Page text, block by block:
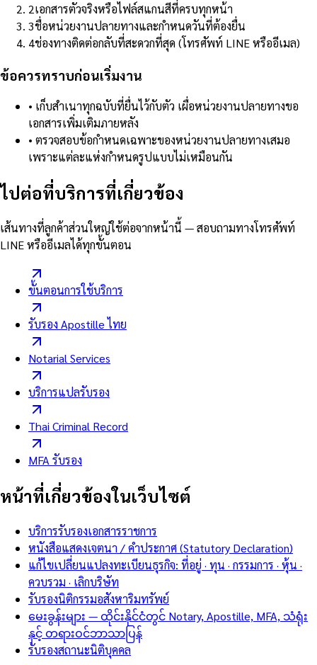
2เอกสารตัวจริงหรือไฟล์สแกนสีที่ครบทุกหน้า
3ชื่อหน่วยงานปลายทางและกำหนดวันที่ต้องยื่น
4ช่องทางติดต่อกลับที่สะดวกที่สุด (โทรศัพท์ LINE หรืออีเมล)
ข้อควรทราบก่อนเริ่มงาน
• เก็บสำเนาทุกฉบับที่ยื่นไว้กับตัว เผื่อหน่วยงานปลายทางขอ
เอกสารเพิ่มเติมภายหลัง
• ตรวจสอบข้อกำหนดเฉพาะของหน่วยงานปลายทางเสมอ
เพราะแต่ละแห่งกำหนดรูปแบบไม่เหมือนกัน
ไปต่อที่บริการที่เกี่ยวข้อง
เส้นทางที่ลูกค้าส่วนใหญ่ใช้ต่อจากหน้านี้ — สอบถามทางโทรศัพท์
LINE หรืออีเมลได้ทุกขั้นตอน
ขั้นตอนการใช้บริการ
รับรอง Apostille ไทย
Notarial Services
บริการแปลรับรอง
Thai Criminal Record
MFA รับรอง
หน้าที่เกี่ยวข้องในเว็บไซต์
บริการรับรองเอกสารราชการ
หนังสือแสดงเจตนา / คำประกาศ (Statutory Declaration)
แก้ไขเปลี่ยนแปลงทะเบียนธุรกิจ: ที่อยู่ · ทุน · กรรมการ · หุ้น ·
ควบรวม · เลิกบริษัท
รับรองนิติกรรมอสังหาริมทรัพย์
မေးခွန်းများ — ထိုင်းနိုင်ငံတွင် Notary, Apostille, MFA, သံရုံး
နှင့် တရားဝင်ဘာသာပြန်
รับรองสถานะนิติบุคคล